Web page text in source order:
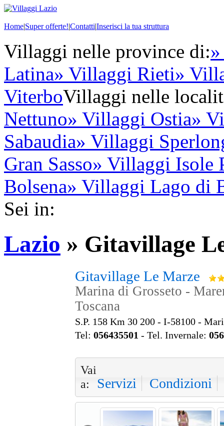
Home|Super offerte!|Contatti|Inserisci la tua struttura
Villaggi nelle province di:
Latina» Villaggi Rieti»
ViterboVillaggi nelle
Nettuno» Villaggi Ostia»
Sabaudia» Villaggi
Gran Sasso» Villaggi Isole
Bolsena» Villaggi Lago di
Sei in:
Lazio » Gitavillage
Gitavillage Le Marze
Marina di Grosseto -
Toscana
S.P. 158 Km 30 200 - I-58100 -
Tel: 056435501 - Tel. Invernale:
Vai
a:
Servizi Condizioni